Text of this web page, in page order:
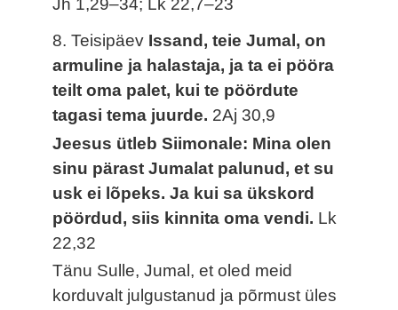
8. Teisipäev Issand, teie Jumal, on
armuline ja halastaja, ja ta ei pööra
teilt oma palet, kui te pöördute
tagasi tema juurde. 2Aj 30,9
Jeesus ütleb Siimonale: Mina olen
sinu pärast Jumalat palunud, et su
usk ei lõpeks. Ja kui sa ükskord
pöördud, siis kinnita oma vendi. Lk
22,32
Tänu Sulle, Jumal, et oled meid
korduvalt julgustanud ja põrmust üles